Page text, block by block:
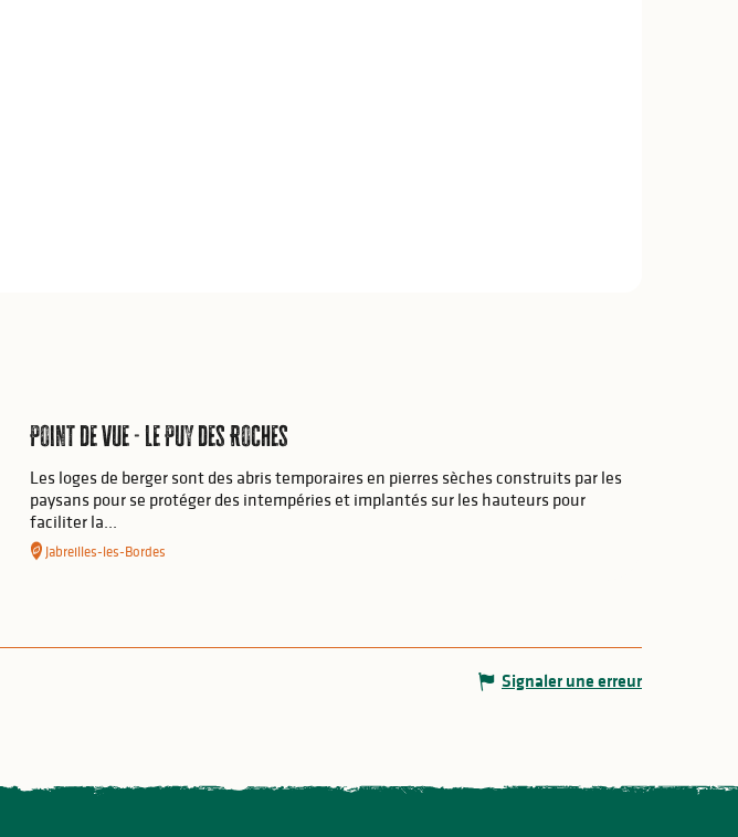
Point de vue - Le Puy des Roches
Les loges de berger sont des abris temporaires en pierres sèches construits par les
paysans pour se protéger des intempéries et implantés sur les hauteurs pour
faciliter la...
Jabreilles-les-Bordes
Signaler une erreur